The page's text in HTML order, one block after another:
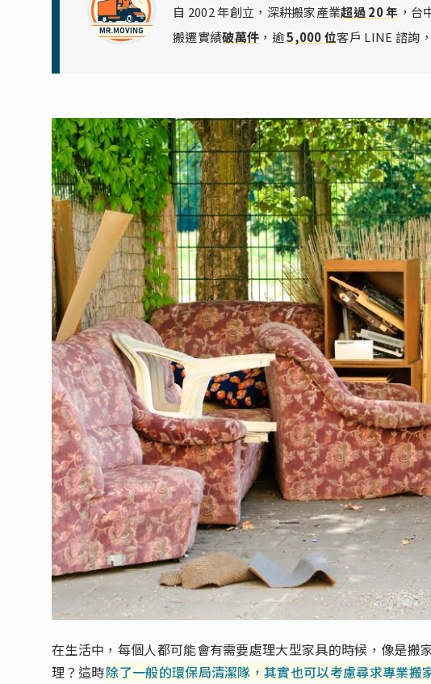
自 2002 年創立，深耕搬家產業超過 20 年 ，台
搬遷實績破萬件 ，逾5,000 位客戶 LINE 諮詢
在生活中，每個人都可能會有需要處理大型家具的時候，像是
理？這時除了一般的環保局清潔隊，其實也可以考慮尋求專業搬